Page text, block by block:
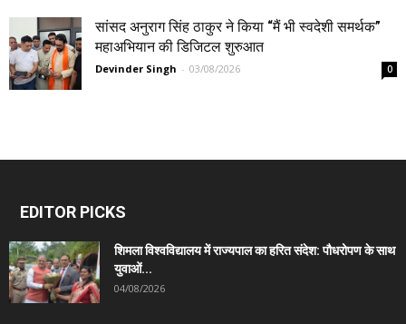
सांसद अनुराग सिंह ठाकुर ने किया “मैं भी स्वदेशी समर्थक”
महाअभियान की डिजिटल शुरुआत
Devinder Singh - 03/08/2026 0
EDITOR PICKS
शिमला विश्वविद्यालय में राज्यपाल का हरित संदेश: पौधरोपण के साथ
युवाओं...
04/08/2026